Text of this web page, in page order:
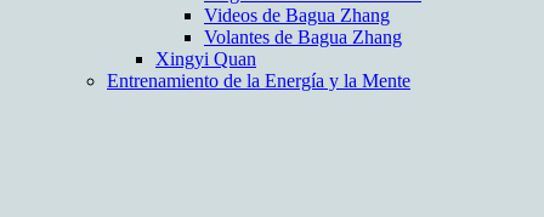
Videos de Bagua Zhang
Volantes de Bagua Zhang
Xingyi Quan
Entrenamiento de la Energía y la Mente